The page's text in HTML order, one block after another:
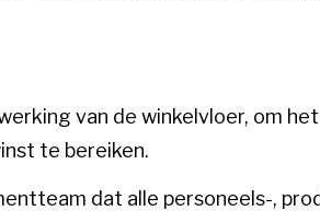
van de winkelvloer, om
te bereiken.
dat alle personeels-,